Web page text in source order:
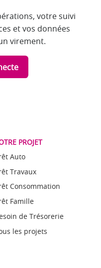
votre suivi
et vos données
virement.
PROJET
Auto
Travaux
Consommation
Famille
de Trésorerie
les projets